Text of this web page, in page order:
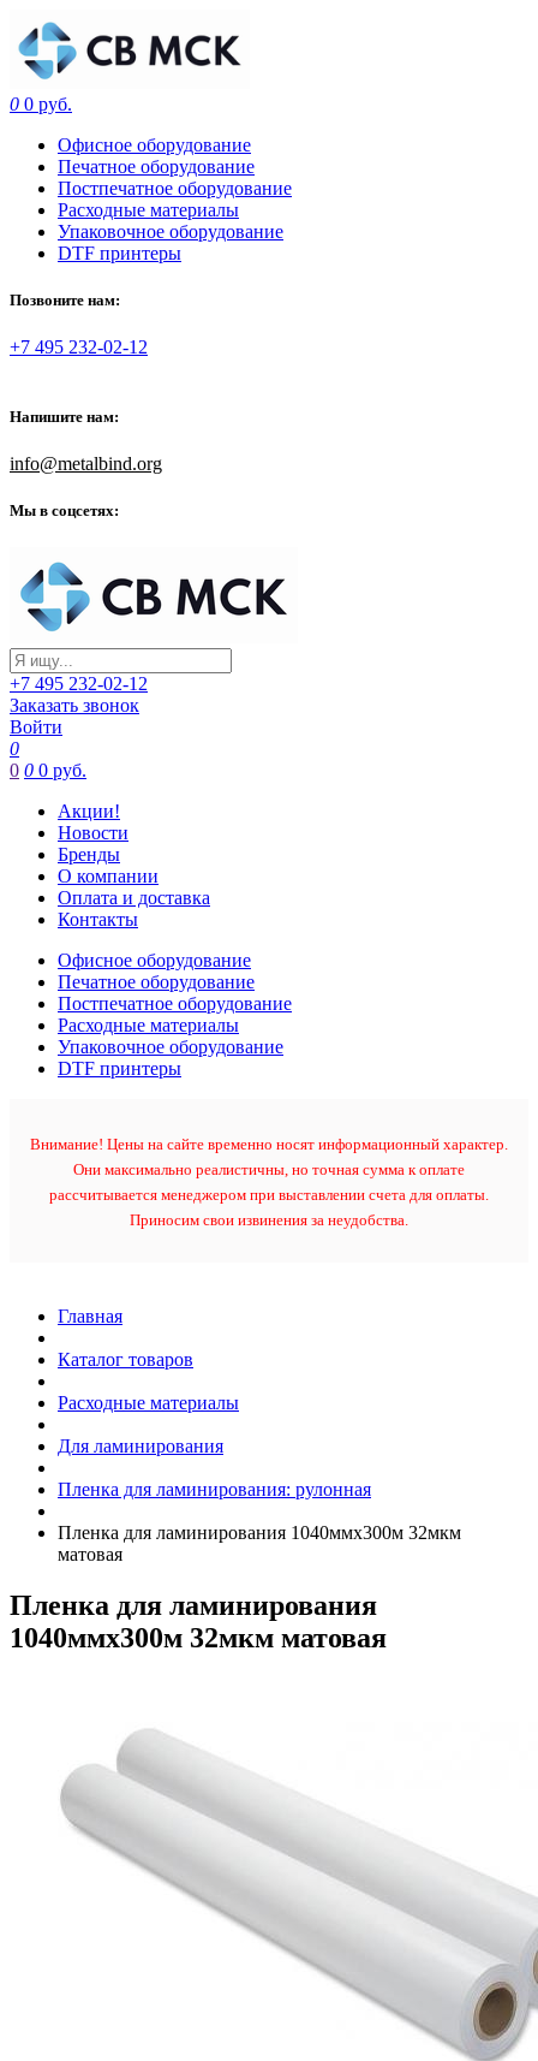
0 0 руб.
Офисное оборудование
Печатное оборудование
Постпечатное оборудование
Расходные материалы
Упаковочное оборудование
DTF принтеры
Позвоните нам:
+7 495 232-02-12
Напишите нам:
info@metalbind.org
Мы в соцсетях:
+7 495 232-02-12
Заказать звонок
Войти
0
0 0 0 руб.
Акции!
Новости
Бренды
О компании
Оплата и доставка
Контакты
Офисное оборудование
Печатное оборудование
Постпечатное оборудование
Расходные материалы
Упаковочное оборудование
DTF принтеры
Внимание! Цены на сайте временно носят информационный характер.
Они максимально реалистичны, но точная сумма к оплате
рассчитывается менеджером при выставлении счета для оплаты.
Приносим свои извинения за неудобства.
Главная
Каталог товаров
Расходные материалы
Для ламинирования
Пленка для ламинирования: рулонная
Пленка для ламинирования 1040ммх300м 32мкм
матовая
Пленка для ламинирования
1040ммх300м 32мкм матовая